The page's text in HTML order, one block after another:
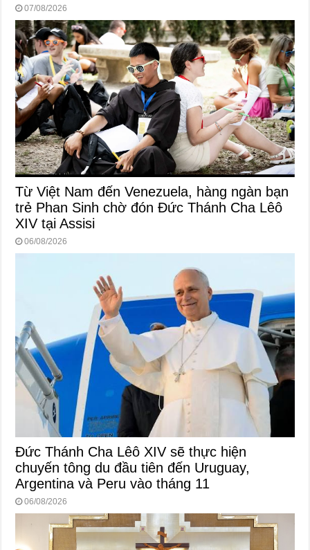
07/08/2026
Từ Việt Nam đến Venezuela, hàng ngàn bạn
trẻ Phan Sinh chờ đón Đức Thánh Cha Lêô
XIV tại Assisi
06/08/2026
Đức Thánh Cha Lêô XIV sẽ thực hiện
chuyến tông du đầu tiên đến Uruguay,
Argentina và Peru vào tháng 11
06/08/2026